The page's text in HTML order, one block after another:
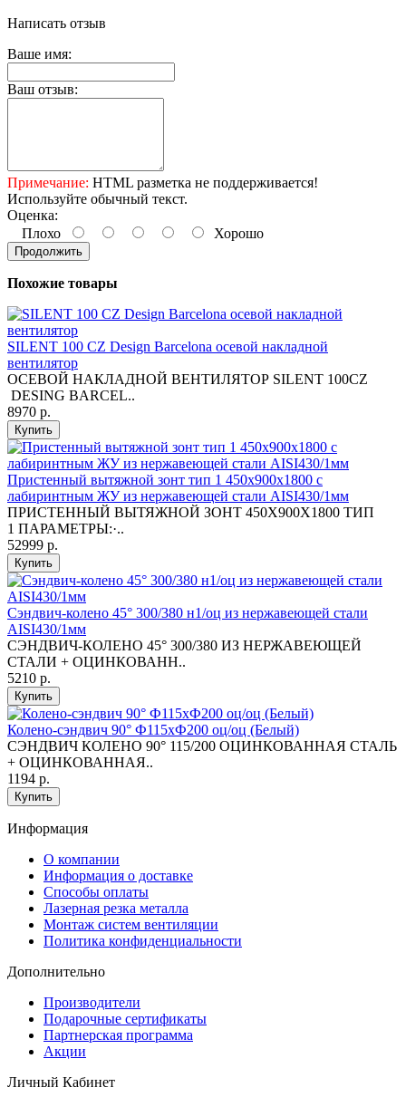
Написать отзыв
Ваше имя:
Ваш отзыв:
Примечание: HTML разметка не поддерживается!
Используйте обычный текст.
Оценка:
Плохо
Хорошо
Продолжить
Похожие товары
SILENT 100 CZ Design Barcelona осевой накладной
вентилятор
ОСЕВОЙ НАКЛАДНОЙ ВЕНТИЛЯТОР SILENT 100CZ
DESING BARCEL..
8970 р.
Купить
Пристенный вытяжной зонт тип 1 450х900х1800 с
лабиринтным ЖУ из нержавеющей стали AISI430/1мм
ПРИСТЕННЫЙ ВЫТЯЖНОЙ ЗОНТ 450X900X1800 ТИП
1 ПАРАМЕТРЫ:·..
52999 р.
Купить
Сэндвич-колено 45° 300/380 н1/оц из нержавеющей стали
AISI430/1мм
СЭНДВИЧ-КОЛЕНО 45° 300/380 ИЗ НЕРЖАВЕЮЩЕЙ
СТАЛИ + ОЦИНКОВАНН..
5210 р.
Купить
Колено-сэндвич 90° Ф115хФ200 оц/оц (Белый)
СЭНДВИЧ КОЛЕНО 90° 115/200 ОЦИНКОВАННАЯ СТАЛЬ
+ ОЦИНКОВАННАЯ..
1194 р.
Купить
Информация
O компании
Информация о доставке
Способы оплаты
Лазерная резка металла
Монтаж систем вентиляции
Политика конфиденциальности
Дополнительно
Производители
Подарочные сертификаты
Партнерская программа
Акции
Личный Кабинет